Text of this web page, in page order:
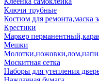
Ключи трубные
Костюм для ремонта,маска
Крестики
Маркер
Мешки
Москитная сетка
Наборы для утепления